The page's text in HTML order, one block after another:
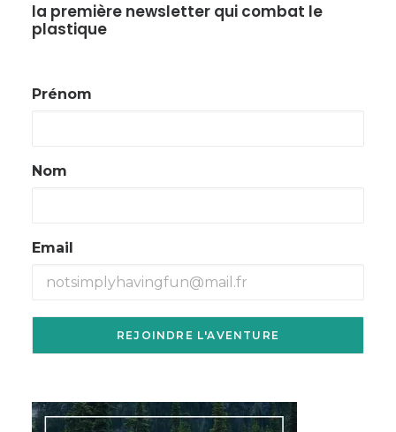
la première newsletter qui combat le
plastique
Prénom
Nom
Email